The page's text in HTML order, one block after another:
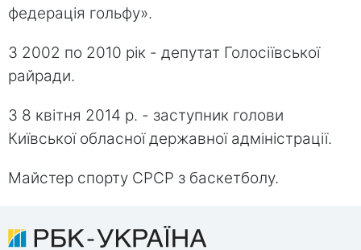
федерація гольфу».
З 2002 по 2010 рік - депутат Голосіївської
райради.
З 8 квітня 2014 р. - заступник голови
Київської обласної державної адміністрації.
Майстер спорту СРСР з баскетболу.